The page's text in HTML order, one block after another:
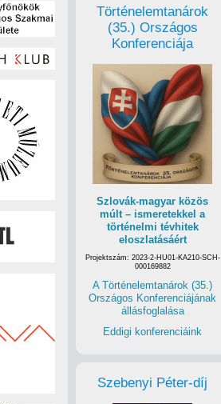
Történelemtanárok
(35.) Országos
Konferenciája
Szlovák-magyar közös
múlt – ismeretekkel a
történelmi tévhitek
eloszlatásáért
Projektszám: 2023-2-HU01-KA210-SCH-
000169882
A Történelemtanárok (35.)
Országos Konferenciájának
állásfoglalása
Eddigi konferenciáink
Szebenyi Péter-díj